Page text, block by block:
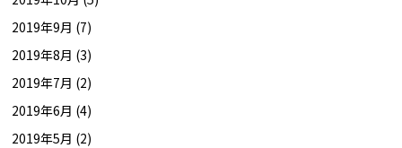
2019年9月 (7)
2019年8月 (3)
2019年7月 (2)
2019年6月 (4)
2019年5月 (2)